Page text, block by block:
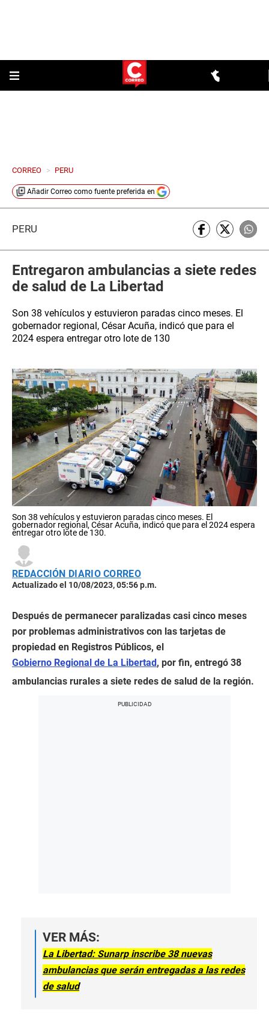
CORREO > PERU
Añadir Correo como fuente preferida en
PERÚ
Entregaron ambulancias a siete redes
de salud de La Libertad
Son 38 vehículos y estuvieron paradas cinco meses. El
gobernador regional, César Acuña, indicó que para el
2024 espera entregar otro lote de 130
Son 38 vehículos y estuvieron paradas cinco meses. El
gobernador regional, César Acuña, indicó que para el 2024 espera
entregar otro lote de 130.
REDACCIÓN DIARIO CORREO
Actualizado el 10/08/2023, 05:56 p.m.
Después de permanecer paralizadas casi cinco meses
por problemas administrativos con las tarjetas de
propiedad en Registros Públicos, el
Gobierno Regional de La Libertad , por fin, entregó 38
ambulancias rurales a siete redes de salud de la región.
VER MÁS:
La Libertad: Sunarp inscribe 38 nuevas
ambulancias que serán entregadas a las redes
de salud